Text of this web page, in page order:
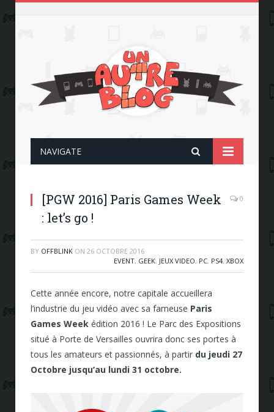
NAVIGATE
[PGW 2016] Paris Games Week
: let’s go !
0
BY OFFBLINK ON 26 OCTOBRE 2016
EVENT, GEEK, JEUX VIDEO, PC, PS4, XBOX
Cette année encore, notre capitale accueillera
l’industrie du jeu vidéo avec sa fameuse Paris
Games Week édition 2016 ! Le Parc des Expositions
situé à Porte de Versailles ouvrira donc ses portes à
tous les amateurs et passionnés, à partir du jeudi 27
Octobre jusqu’au lundi 31 octobre.